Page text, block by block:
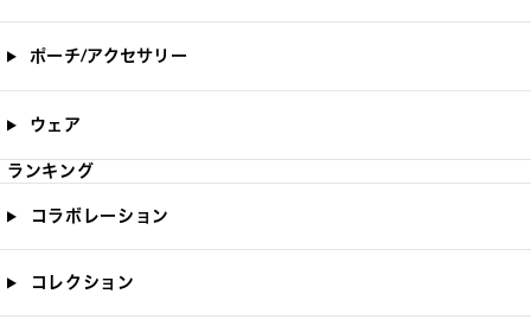
ポーチ/アクセサリー
ウェア
ランキング
コラボレーション
コレクション